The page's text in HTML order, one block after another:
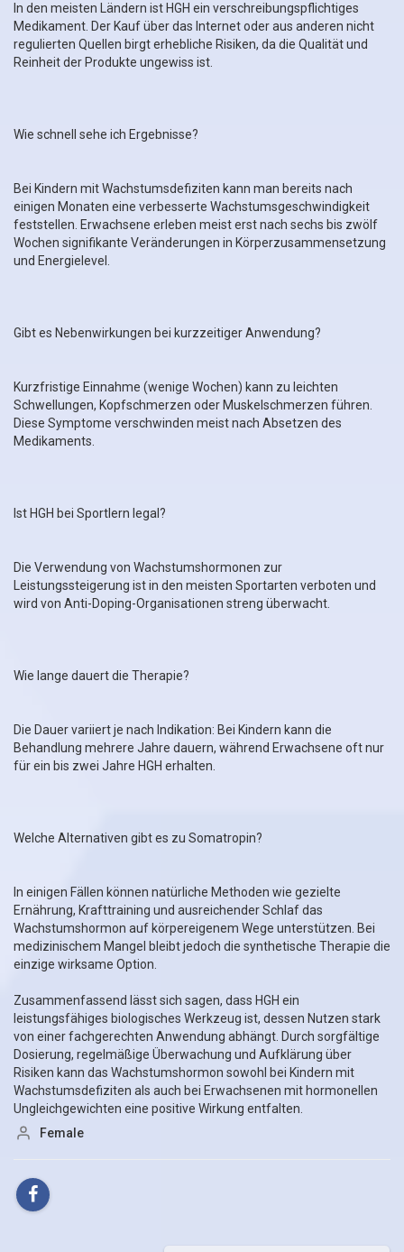
In den meisten Ländern ist HGH ein verschreibungspflichtiges
Medikament. Der Kauf über das Internet oder aus anderen nicht
regulierten Quellen birgt erhebliche Risiken, da die Qualität und
Reinheit der Produkte ungewiss ist.
Wie schnell sehe ich Ergebnisse?
Bei Kindern mit Wachstumsdefiziten kann man bereits nach
einigen Monaten eine verbesserte Wachstumsgeschwindigkeit
feststellen. Erwachsene erleben meist erst nach sechs bis zwölf
Wochen signifikante Veränderungen in Körperzusammensetzung
und Energielevel.
Gibt es Nebenwirkungen bei kurzzeitiger Anwendung?
Kurzfristige Einnahme (wenige Wochen) kann zu leichten
Schwellungen, Kopfschmerzen oder Muskelschmerzen führen.
Diese Symptome verschwinden meist nach Absetzen des
Medikaments.
Ist HGH bei Sportlern legal?
Die Verwendung von Wachstumshormonen zur
Leistungssteigerung ist in den meisten Sportarten verboten und
wird von Anti-Doping-Organisationen streng überwacht.
Wie lange dauert die Therapie?
Die Dauer variiert je nach Indikation: Bei Kindern kann die
Behandlung mehrere Jahre dauern, während Erwachsene oft nur
für ein bis zwei Jahre HGH erhalten.
Welche Alternativen gibt es zu Somatropin?
In einigen Fällen können natürliche Methoden wie gezielte
Ernährung, Krafttraining und ausreichender Schlaf das
Wachstumshormon auf körpereigenem Wege unterstützen. Bei
medizinischem Mangel bleibt jedoch die synthetische Therapie die
einzige wirksame Option.
Zusammenfassend lässt sich sagen, dass HGH ein
leistungsfähiges biologisches Werkzeug ist, dessen Nutzen stark
von einer fachgerechten Anwendung abhängt. Durch sorgfältige
Dosierung, regelmäßige Überwachung und Aufklärung über
Risiken kann das Wachstumshormon sowohl bei Kindern mit
Wachstumsdefiziten als auch bei Erwachsenen mit hormonellen
Ungleichgewichten eine positive Wirkung entfalten.
Female